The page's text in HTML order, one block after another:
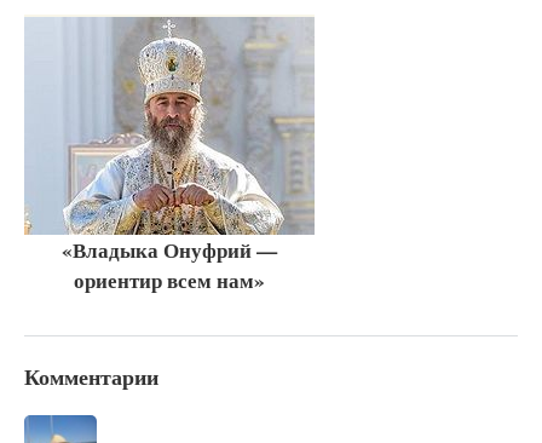
«Владыка Онуфрий —
ориентир всем нам»
Комментарии